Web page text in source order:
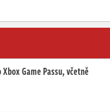
Game Passu, včetně